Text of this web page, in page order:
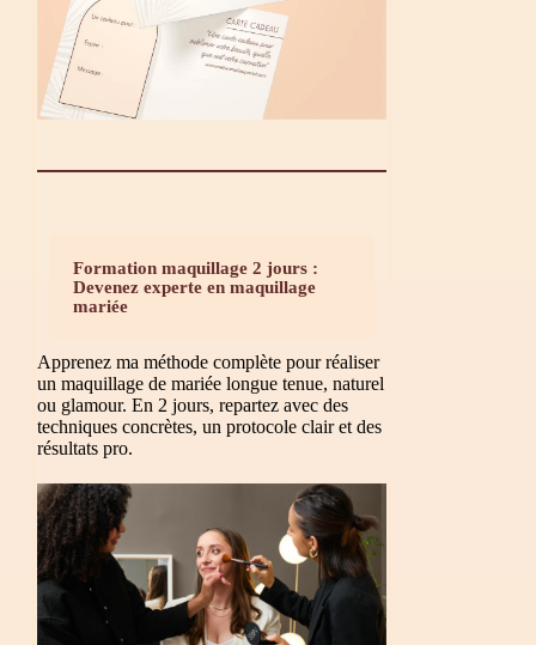
Formation maquillage 2 jours :
Devenez experte en maquillage
mariée
Apprenez ma méthode complète pour réaliser
un maquillage de mariée longue tenue, naturel
ou glamour. En 2 jours, repartez avec des
techniques concrètes, un protocole clair et des
résultats pro.